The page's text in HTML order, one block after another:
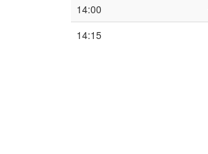
14:00
14:15